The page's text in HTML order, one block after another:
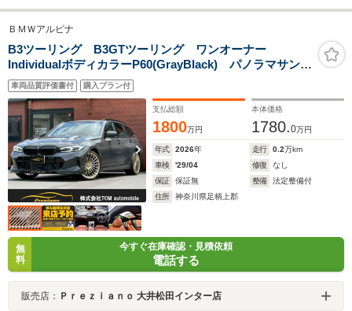
ＢＭＷアルピナ
B3ツーリング B3GTツーリング ワンオーナー
IndividualボディカラーP60(GrayBlack) パノラマサンル
ーフ harman/kardonサウンド ALPINEセイフティ
PKG フルレザーメリノ ハイグロスシャドーライン
20インチAW シートヒーター 360°カメラ
車両品質評価書付 購入プラン付
支払総額
1800万円
本体価格
1780.0万円
年式 2026年 走行 0.2万km
車検
'29/04 修復
なし
保証
保証無 整備
法定整備付
住所
神奈川県足柄上郡
無
料
今すぐ在庫確認・見積依頼
電話する
販売店： Ｐｒｅｚｉａｎｏ 大井松田インター店